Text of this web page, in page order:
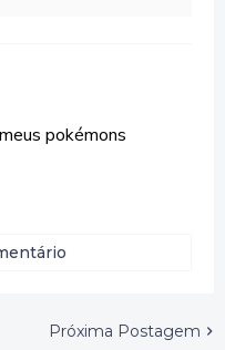
pokémons
Próxima Postagem